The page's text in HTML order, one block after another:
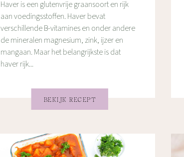
Haver is een glutenvrije graansoort en rijk
aan voedingsstoffen. Haver bevat
verschillende B-vitamines en onder andere
de mineralen magnesium, zink, ijzer en
mangaan. Maar het belangrijkste is dat
haver rijk...
BEKIJK RECEPT